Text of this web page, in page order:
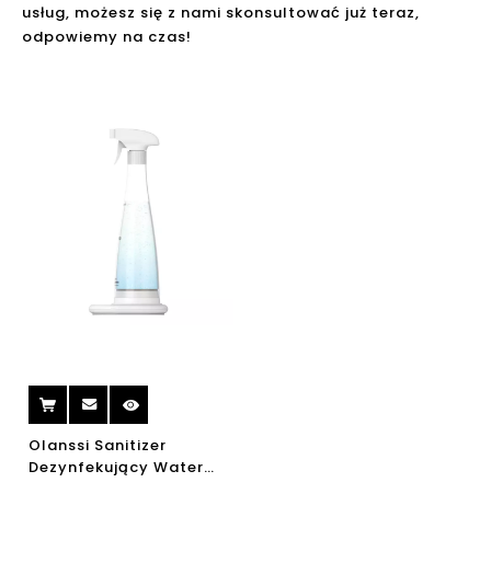
usług, możesz się z nami skonsultować już teraz,
odpowiemy na czas!
Olanssi Sanitizer
Dezynfekujący Water